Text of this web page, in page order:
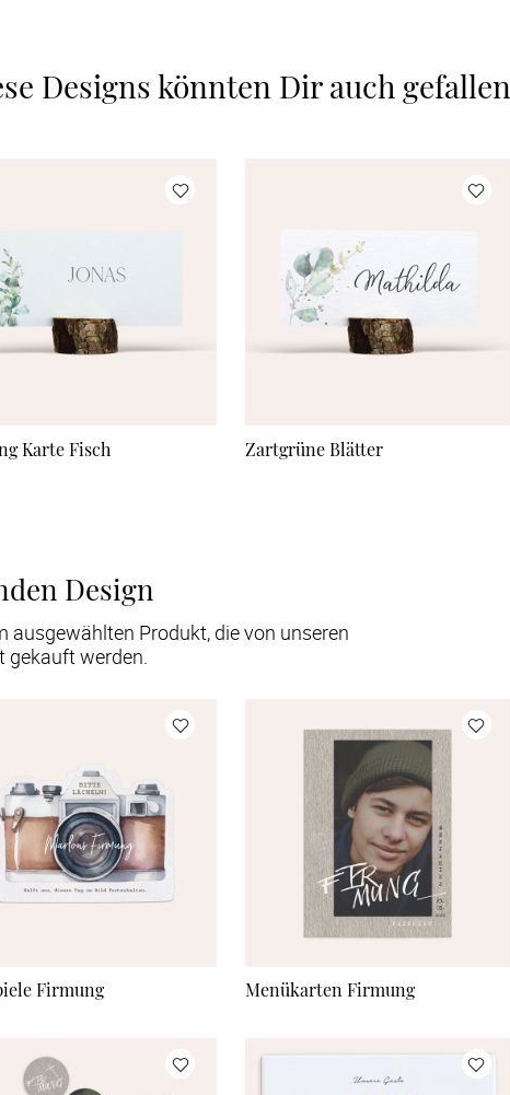
Designs könnten Dir auch gefallen
Karte Fisch Zartgrüne Blätter
Design
ausgewählten Produkt, die von unseren
gekauft werden.
Firmung Menükarten Firmung